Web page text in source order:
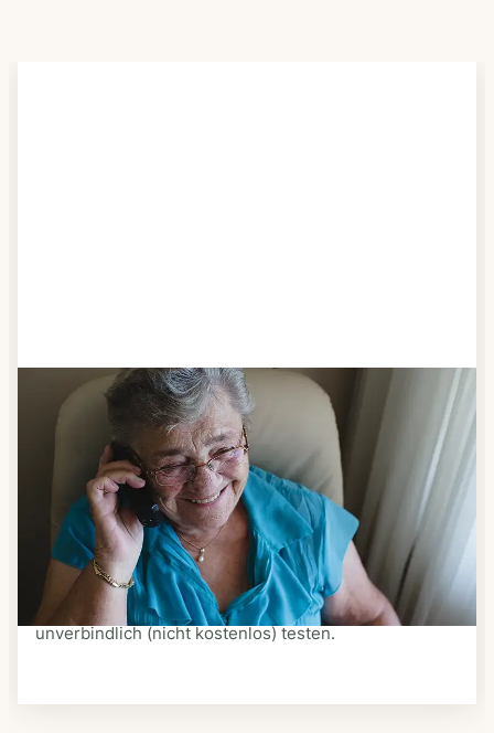
Schritt 3
Bestellen & liefern lassen
Suchen Sie sich aus dem Speiseplan Ihres Anbieters
aus, was Ihnen schmeckt. Bestellen Sie telefonisch,
schriftlich oder im Online-Shop Ihres Anbieters.
Ein Kurier liefert Ihnen das bestellte Essen zum
vereinbarten Zeitpunkt nach Hause. Bei vielen
Anbietern können Sie Essen auf Rädern auch
unverbindlich (nicht kostenlos) testen.